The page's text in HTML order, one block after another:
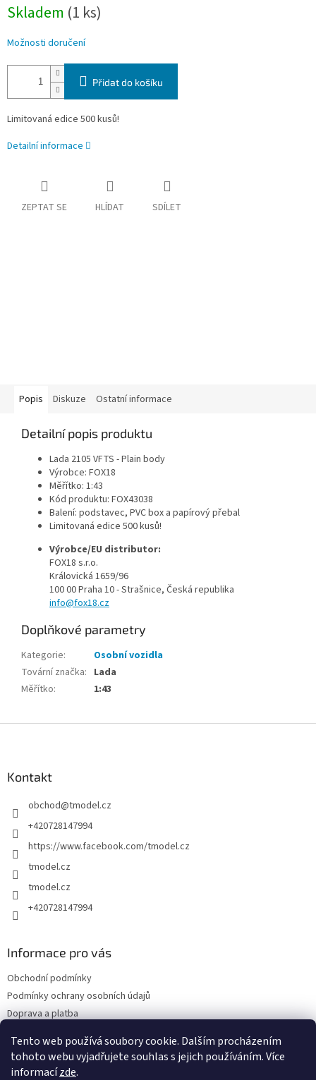
Tento web používá soubory cookie. Dalším procházením
tohoto webu vyjadřujete souhlas s jejich používáním. Více
informacízde.
cena:
Skladem (1 ks)
Možnosti doručení
Přidat do košíku
Limitovaná edice 500 kusů!
Detailní informace
ZEPTAT SE HLÍDAT SDÍLET
Popis Diskuze Ostatní informace
Detailní popis produktu
Lada 2105 VFTS - Plain body
Výrobce: FOX18
Měřítko: 1:43
Kód produktu: FOX43038
Balení: podstavec, PVC box a papírový přebal
Limitovaná edice 500 kusů!
Výrobce/EU distributor:
FOX18 s.r.o.
Královická 1659/96
100 00 Praha 10 - Strašnice, Česká republika
info@fox18.cz
Doplňkové parametry
Kategorie:
Osobní vozidla
Tovární značka: Lada
Měřítko: 1:43
Kontakt
obchod@tmodel.cz
+420728147994
https://www.facebook.com/tmodel.cz
tmodel.cz
tmodel.cz
+420728147994
Informace pro vás
Obchodní podmínky
Podmínky ochrany osobních údajů
Doprava a platba
Kontakty